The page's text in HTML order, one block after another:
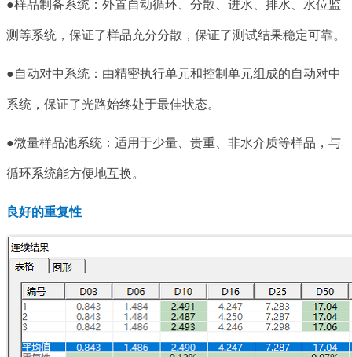
●样品制备系统：外置自动循环、分散、进水、排水、水位监
测等系统，保证了样品充分分散，保证了测试结果稳定可靠。
●自动对中系统：由精密执行单元和控制单元组成的自动对中
系统，保证了光路始终处于最佳状态。
●微量样品池系统：适用于少量、贵重、非水介质等样品，与
循环系统能方便地互换。
良好的重复性